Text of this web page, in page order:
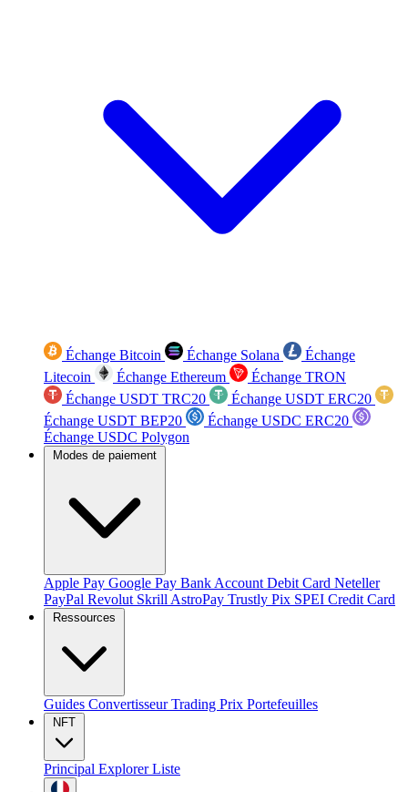
Échange Bitcoin Échange Solana
Échange
Litecoin
Échange Ethereum
Échange TRON
Échange USDT TRC20
Échange USDT ERC20
Échange USDT BEP20
Échange USDC ERC20
Échange USDC Polygon
Modes de paiement
Apple Pay Google Pay Bank Account Debit Card Neteller
PayPal Revolut Skrill AstroPay Trustly Pix SPEI Credit Card
Ressources
Guides ConvertisseurTrading Prix Portefeuilles
NFT
Principal ExplorerListe